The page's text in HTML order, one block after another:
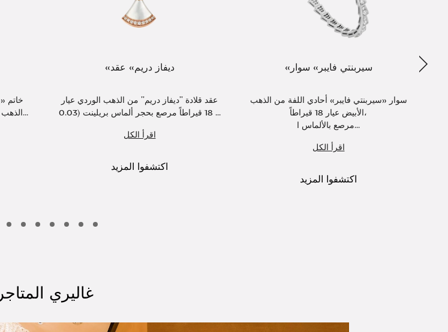
«سيربنتي فايبر» سوار
سوار «سيربنتي فايبر» أحادي اللفة من الذهب
الأبيض عيار 18 قيراطاً،
مرصع بالألماس ا...
اقرأ الكل
اكتشفوا المزيد
«ديفاز دريم» عقد
عقد قلادة "ديفاز دريم" من الذهب الوردي عيار
18 قيراطاً مرصع بحجر ألماس بريلينت (0.03 ...
اقرأ الكل
اكتشفوا المزيد
الذهب الوردي عيار 18 قيراطاً مرصع جزئياً با...
غاليري المتاجر